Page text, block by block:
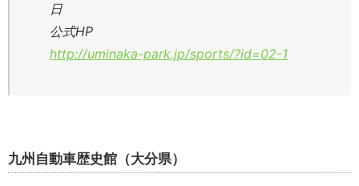
日
公式HP
http://uminaka-park.jp/sports/?id=02-1
九州自動車歴史館（大分県）